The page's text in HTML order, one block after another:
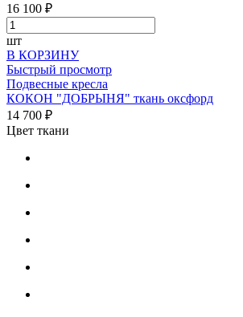
16 100 ₽
шт
В КОРЗИНУ
Быстрый просмотр
Подвесные кресла
КОКОН "ДОБРЫНЯ" ткань оксфорд
14 700 ₽
Цвет ткани